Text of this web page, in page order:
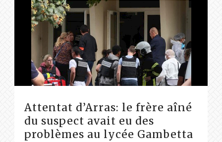
Attentat d’Arras: le frère aîné
du suspect avait eu des
problèmes au lycée Gambetta